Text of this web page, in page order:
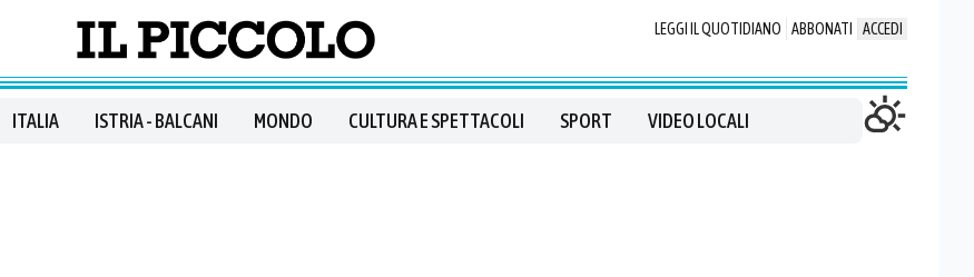
LEGGI IL QUOTIDIANO ABBONATI ACCEDI
ITALIA ISTRIA - BALCANI MONDO CULTURA E SPETTACOLI SPORT VIDEO LOCALI